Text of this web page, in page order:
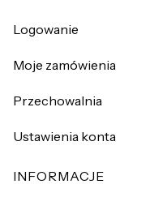
Logowanie
Moje zamówienia
Przechowalnia
Ustawienia konta
INFORMACJE